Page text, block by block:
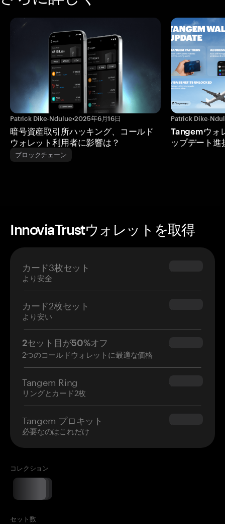
Patrick Dike-Ndulue•2025年6月16日
暗号資産取引所ハッキング、コールド
ウォレット利用者に影響は？
ブロックチェーン
Patrick Dike-
Tangemウォ
ップデート進
InnoviaTrustウォレットを取得
カード3枚セット
より安全
$69.90
カード2枚セット
より安い
$54.90
2セット目が50%オフ
2つのコールドウォレットに最適な価格
$34.95
Tangem Ring
リングとカード2枚
$160.00
Tangem プロキット
必要なのはこれだけ
$180.00
コレクション
セット数